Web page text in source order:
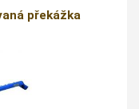
překážka